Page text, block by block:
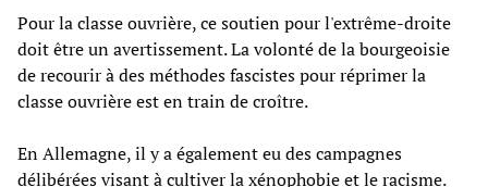
Pour la classe ouvrière, ce soutien pour l'extrême-droite
doit être un avertissement. La volonté de la bourgeoisie
de recourir à des méthodes fascistes pour réprimer la
classe ouvrière est en train de croître.
En Allemagne, il y a également eu des campagnes
délibérées visant à cultiver la xénophobie et le racisme.